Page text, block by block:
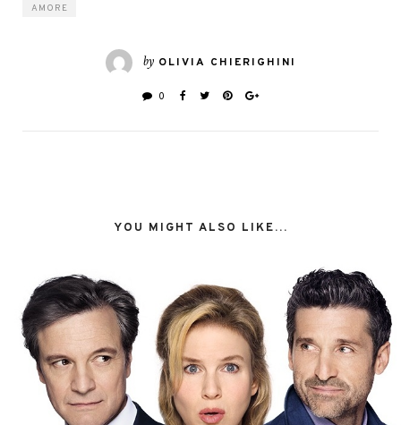
AMORE
by OLIVIA CHIERIGHINI
0
YOU MIGHT ALSO LIKE...